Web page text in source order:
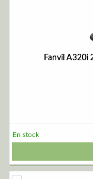
Fanvil A320i
En stock